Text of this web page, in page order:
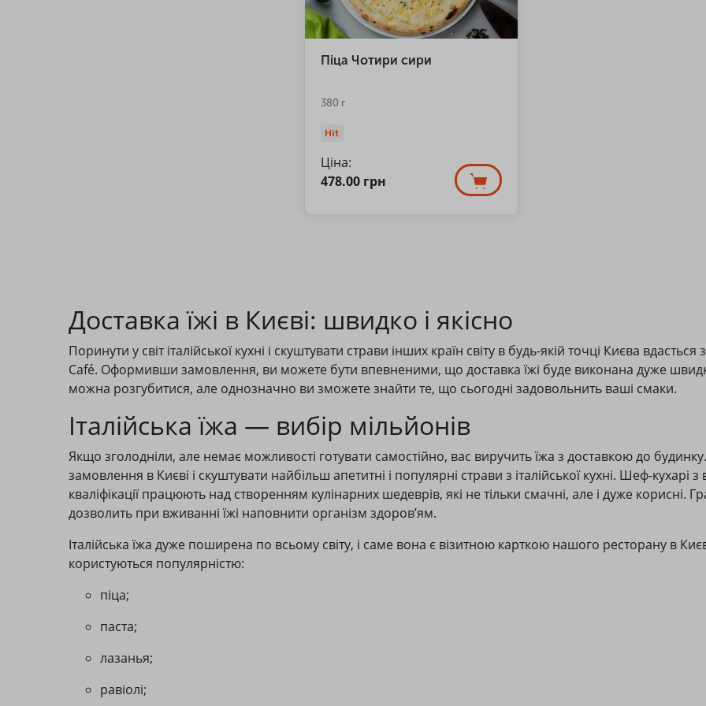
Піца Чотири сири
380 г
Hit
Ціна:
478.00 грн
Доставка їжі в Києві: швидко і якісно
Поринути у світ італійської кухні і скуштувати страви інших країн світу в будь-якій точці Києва
Café. Оформивши замовлення, ви можете бути впевненими, що доставка їжі буде виконана дуже
можна розгубитися, але однозначно ви зможете знайти те, що сьогодні задовольнить ваші смаки.
Італійська їжа — вибір мільйонів
Якщо зголодніли, але немає можливості готувати самостійно, вас виручить їжа з доставкою до
замовлення в Києві і скуштувати найбільш апетитні і популярні страви з італійської кухні. Шеф-кухарі
кваліфікації працюють над створенням кулінарних шедеврів, які не тільки смачні, але і дуже корисні.
дозволить при вживанні їжі наповнити організм здоров’ям.
Італійська їжа дуже поширена по всьому світу, і саме вона є візитною карткою нашого ресторану в
користуються популярністю:
піца;
паста;
лазанья;
равіолі;